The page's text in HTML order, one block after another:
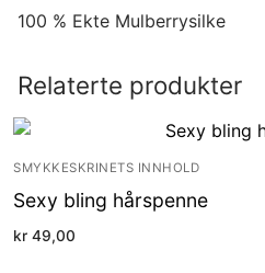
100 % Ekte Mulberrysilke
Relaterte produkter
SMYKKESKRINETS INNHOLD
Sexy bling hårspenne
kr 49,00